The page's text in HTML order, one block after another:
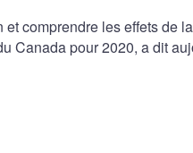
comprendre les effets de
Canada pour 2020, a dit